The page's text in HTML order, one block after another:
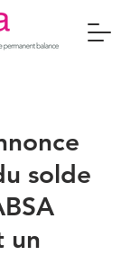
solde
un